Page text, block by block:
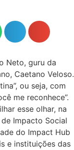
Neto, guru da
Caetano Veloso.
ou seja, com
me reconhece”.
esse olhar, na
Impacto Social
do Impact Hub
e instituições das